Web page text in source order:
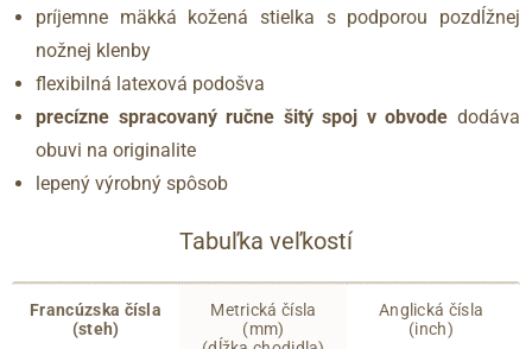
príjemne mäkká kožená stielka s podporou pozdĺžnej
nožnej klenby
flexibilná latexová podošva
precízne spracovaný ručne šitý spoj v obvode dodáva
obuvi na originalite
lepený výrobný spôsob
Tabuľka veľkostí
Francúzska čísla
(steh)
Metrická čísla
(mm)
Anglická čísla
(inch)